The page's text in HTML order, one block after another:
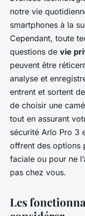
notre vie
smartphones à la
Cependant, toute
questions de vie
peuvent être
analyse et
entrent et sortent
de choisir une
tout en assurant
sécurité Arlo Pro 3
offrent des options
faciale ou pour ne
pas chez vous.
Les